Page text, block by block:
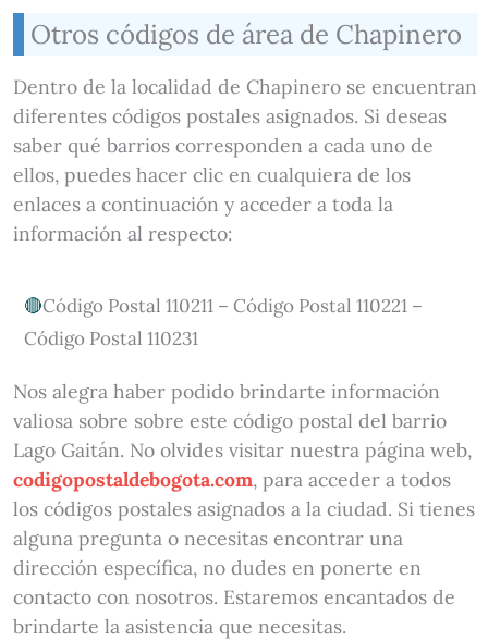
Otros códigos de área de Chapinero
Dentro de la localidad de Chapinero se encuentran
diferentes códigos postales asignados. Si deseas
saber qué barrios corresponden a cada uno de
ellos, puedes hacer clic en cualquiera de los
enlaces a continuación y acceder a toda la
información al respecto:
Código Postal 110211 – Código Postal 110221 –
Código Postal 110231
Nos alegra haber podido brindarte información
valiosa sobre sobre este código postal del barrio
Lago Gaitán. No olvides visitar nuestra página web,
codigopostaldebogota.com, para acceder a todos
los códigos postales asignados a la ciudad. Si tienes
alguna pregunta o necesitas encontrar una
dirección específica, no dudes en ponerte en
contacto con nosotros. Estaremos encantados de
brindarte la asistencia que necesitas.